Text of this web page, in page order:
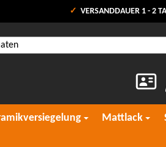
VERSANDDAUER 1 - 2
Mattlack